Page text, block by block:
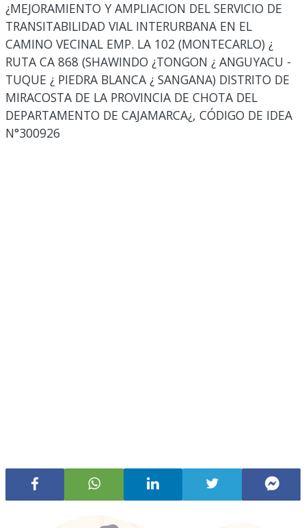
¿MEJORAMIENTO Y AMPLIACION DEL SERVICIO DE
TRANSITABILIDAD VIAL INTERURBANA EN EL
CAMINO VECINAL EMP. LA 102 (MONTECARLO) ¿
RUTA CA 868 (SHAWINDO ¿TONGON ¿ ANGUYACU -
TUQUE ¿ PIEDRA BLANCA ¿ SANGANA) DISTRITO DE
MIRACOSTA DE LA PROVINCIA DE CHOTA DEL
DEPARTAMENTO DE CAJAMARCA¿, CÓDIGO DE IDEA
N°300926